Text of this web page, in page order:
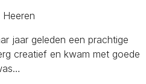
jaar geleden een prachtige
creatief en kwam met goede